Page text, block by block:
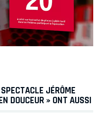
JÉRÔME
DOUCEUR » ONT AUSSI